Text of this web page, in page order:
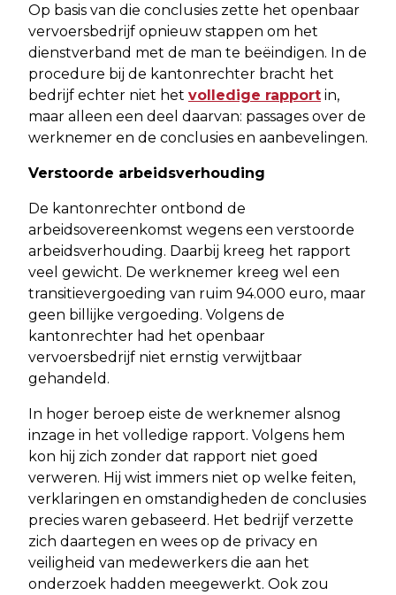
Op basis van die conclusies zette het openbaar
vervoersbedrijf opnieuw stappen om het
dienstverband met de man te beëindigen. In de
procedure bij de kantonrechter bracht het
bedrijf echter niet het volledige rapport in,
maar alleen een deel daarvan: passages over de
werknemer en de conclusies en aanbevelingen.
Verstoorde arbeidsverhouding
De kantonrechter ontbond de
arbeidsovereenkomst wegens een verstoorde
arbeidsverhouding. Daarbij kreeg het rapport
veel gewicht. De werknemer kreeg wel een
transitievergoeding van ruim 94.000 euro, maar
geen billijke vergoeding. Volgens de
kantonrechter had het openbaar
vervoersbedrijf niet ernstig verwijtbaar
gehandeld.
In hoger beroep eiste de werknemer alsnog
inzage in het volledige rapport. Volgens hem
kon hij zich zonder dat rapport niet goed
verweren. Hij wist immers niet op welke feiten,
verklaringen en omstandigheden de conclusies
precies waren gebaseerd. Het bedrijf verzette
zich daartegen en wees op de privacy en
veiligheid van medewerkers die aan het
onderzoek hadden meegewerkt. Ook zou